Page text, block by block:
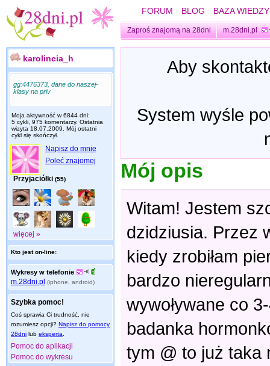
FORUM BLOG BAZA WIEDZY
Zaproś znajomą na 28dni m.28dni.pl
karolincia_h
gg:4476373, dane do naszej-
klasy na priv
Moja aktywność w 6844 dni:
5 cykli, 975 komentarzy. Ostatnia
wizyta 18.07.2009 . Mój ostatni
cykl się skończył.
Napisz do mnie
Poleć znajomej
Przyjaciółki (55)
więcej »
Kto jest on-line:
Wykresy w telefonie
m.28dni.pl (iphone, android)
Szybka pomoc!
Coś sprawia Ci trudność, nie
rozumiesz opcji? Napisz do pomocy
28dni lub eksperta
Pomoc do aplikacji
Pomoc do wykresu
Aby
System wyśle
Mój opis
Witam! Jestem
dzidziusia. Przez
kiedy zrobiłam
bardzo
wywoływane co
badanka
tym @ to już taka